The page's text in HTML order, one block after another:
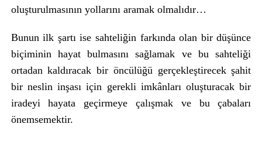
oluşturulmasının yollarını aramak olmalıdır…
Bunun ilk şartı ise sahteliğin farkında olan bir düşünce
biçiminin hayat bulmasını sağlamak ve bu sahteliği
ortadan kaldıracak bir öncülüğü gerçekleştirecek şahit
bir neslin inşası için gerekli imkânları oluşturacak bir
iradeyi hayata geçirmeye çalışmak ve bu çabaları
önemsemektir.